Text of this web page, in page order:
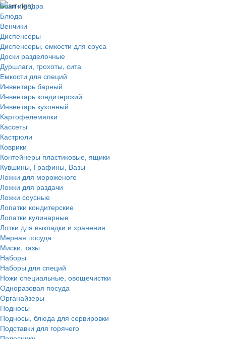
Баки и ведра
Блюда
Венчики
Диспенсеры
Диспенсеры, емкости для соуса
Доски разделочные
Дуршлаги, грохоты, сита
Емкости для специй
Инвентарь барный
Инвентарь кондитерский
Инвентарь кухонный
Картофелемялки
Кассеты
Кастрюли
Коврики
Контейнеры пластиковые, ящики
Кувшины, Графины, Вазы
Ложки для мороженого
Ложки для раздачи
Ложки соусные
Лопатки кондитерские
Лопатки кулинарные
Лотки для выкладки и хранения
Мерная посуда
Миски, тазы
Наборы
Наборы для специй
Ножи специальные, овощечистки
Одноразовая посуда
Органайзеры
Подносы
Подносы, блюда для сервировки
Подставки для горячего